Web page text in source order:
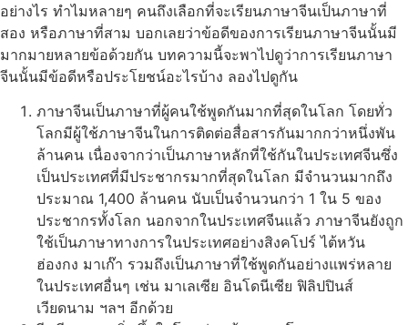
อย่างไร ทำไมหลายๆ คนถึงเลือกที่จะเรียนภาษาจีนเป็นภาษาที่
สอง หรือภาษาที่สาม บอกเลยว่าข้อดีของการเรียนภาษาจีนนั้นมี
มากมายหลายข้อด้วยกัน บทความนี้จะพาไปดูว่าการเรียนภาษา
จีนนั้นมีข้อดีหรือประโยชน์อะไรบ้าง ลองไปดูกัน
ภาษาจีนเป็นภาษาที่ผู้คนใช้พูดกันมากที่สุดในโลก โดยทั่ว
โลกมีผู้ใช้ภาษาจีนในการติดต่อสื่อสารกันมากกว่าหนึ่งพัน
ล้านคน เนื่องจากว่าเป็นภาษาหลักที่ใช้กันในประเทศจีนซึ่ง
เป็นประเทศที่มีประชากรมากที่สุดในโลก มีจำนวนมากถึง
ประมาณ 1,400 ล้านคน นับเป็นจำนวนกว่า 1 ใน 5 ของ
ประชากรทั้งโลก นอกจากในประเทศจีนแล้ว ภาษาจีนยังถูก
ใช้เป็นภาษาทางการในประเทศอย่างสิงคโปร์ ไต้หวัน
ฮ่องกง มาเก๊า รวมถึงเป็นภาษาที่ใช้พูดกันอย่างแพร่หลาย
ในประเทศอื่นๆ เช่น มาเลเซีย อินโดนีเซีย ฟิลิปปินส์
เวียดนาม ฯลฯ อีกด้วย